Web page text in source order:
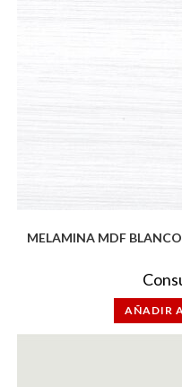
MELAMINA MDF
AÑADIR